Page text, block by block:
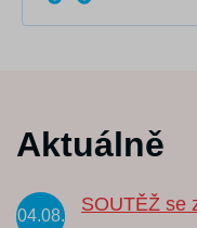
Aktuálně
04.08.
SOUTĚŽ se